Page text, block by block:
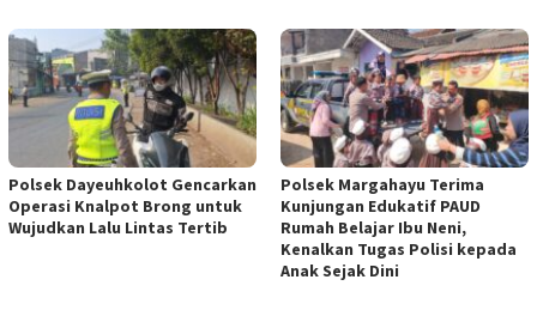
Polsek Dayeuhkolot Gencarkan
Operasi Knalpot Brong untuk
Wujudkan Lalu Lintas Tertib
Polsek Margahayu Terima
Kunjungan Edukatif PAUD
Rumah Belajar Ibu Neni,
Kenalkan Tugas Polisi kepada
Anak Sejak Dini